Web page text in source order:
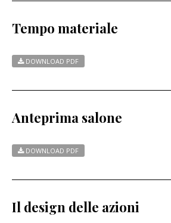
Tempo materiale
DOWNLOAD PDF
Anteprima salone
DOWNLOAD PDF
Il design delle azioni